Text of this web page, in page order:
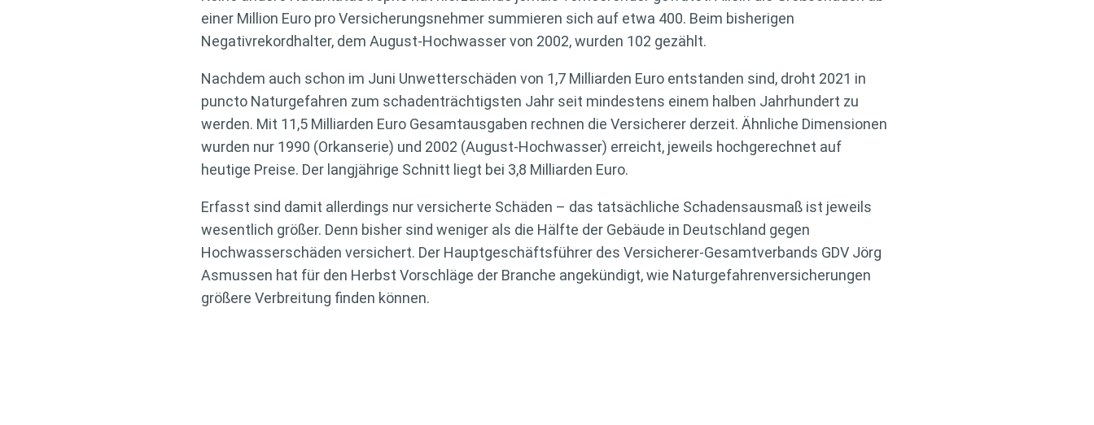
einer Million Euro pro Versicherungsnehmer summieren sich auf etwa 400. Beim bisherigen
Negativrekordhalter, dem August-Hochwasser von 2002, wurden 102 gezählt.
Nachdem auch schon im Juni Unwetterschäden von 1,7 Milliarden Euro entstanden sind, droht 2021 in
puncto Naturgefahren zum schadenträchtigsten Jahr seit mindestens einem halben Jahrhundert zu
werden. Mit 11,5 Milliarden Euro Gesamtausgaben rechnen die Versicherer derzeit. Ähnliche Dimensionen
wurden nur 1990 (Orkanserie) und 2002 (August-Hochwasser) erreicht, jeweils hochgerechnet auf
heutige Preise. Der langjährige Schnitt liegt bei 3,8 Milliarden Euro.
Erfasst sind damit allerdings nur versicherte Schäden – das tatsächliche Schadensausmaß ist jeweils
wesentlich größer. Denn bisher sind weniger als die Hälfte der Gebäude in Deutschland gegen
Hochwasserschäden versichert. Der Hauptgeschäftsführer des Versicherer-Gesamtverbands GDV Jörg
Asmussen hat für den Herbst Vorschläge der Branche angekündigt, wie Naturgefahrenversicherungen
größere Verbreitung finden können.